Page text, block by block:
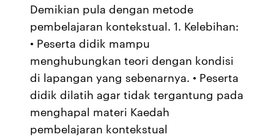
Demikian pula dengan metode
pembelajaran kontekstual. 1. Kelebihan:
• Peserta didik mampu
menghubungkan teori dengan kondisi
di lapangan yang sebenarnya. • Peserta
didik dilatih agar tidak tergantung pada
menghapal materi Kaedah
pembelajaran kontekstual